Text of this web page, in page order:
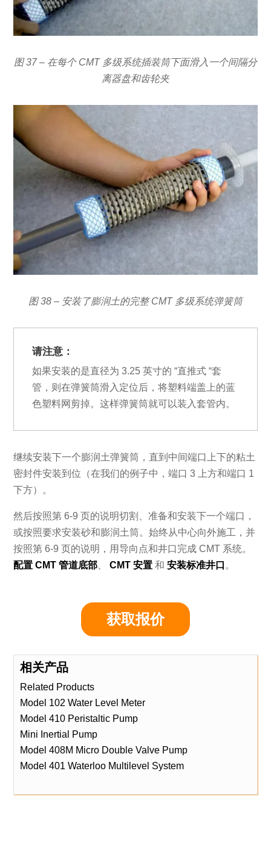
图 37 – 在每个 CMT 多级系统插装筒下面滑入一个间隔分
离器盘和齿轮夹
图 38 – 安装了膨润土的完整 CMT 多级系统弹簧筒
请注意：
如果安装的是直径为 3.25 英寸的 “直推式 “套
管，则在弹簧筒滑入定位后，将塑料端盖上的蓝
色塑料网剪掉。这样弹簧筒就可以装入套管内。
继续安装下一个膨润土弹簧筒，直到中间端口上下的粘土
密封件安装到位（在我们的例子中，端口 3 上方和端口 1
下方）。
然后按照第 6-9 页的说明切割、准备和安装下一个端口，
或按照要求安装砂和膨润土筒。始终从中心向外施工，并
按照第 6-9 页的说明，用导向点和井口完成 CMT 系统。
配置 CMT 管道底部
CMT 安置 和 安装标准井口 。
获取报价
相关产品
Related Products
Model 102 Water Level Meter
Model 410 Peristaltic Pump
Mini Inertial Pump
Model 408M Micro Double Valve Pump
Model 401 Waterloo Multilevel System